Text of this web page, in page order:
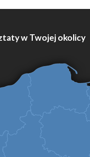
w Twojej okolicy